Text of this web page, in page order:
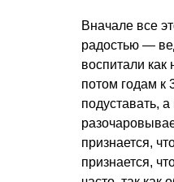
Вначале все
радостью —
воспитали как
потом годам к
подуставать,
признается,
признается,